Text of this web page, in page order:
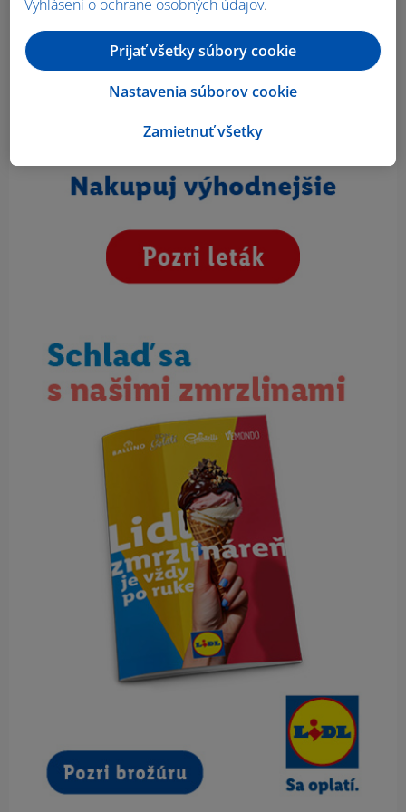
Vyhlásení o ochrane osobných údajov.
Zamietnuť všetky
Nastavenia súborov cookie
Prijať všetky súbory cookie